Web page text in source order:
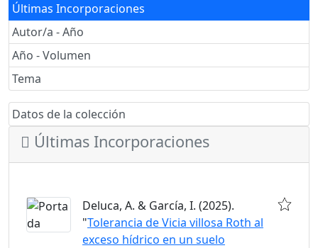
Últimas Incorporaciones
Autor/a - Año
Año - Volumen
Tema
Datos de la colección
Últimas Incorporaciones
Deluca, A. & García, I. (2025).
"Tolerancia de Vicia villosa Roth al
exceso hídrico en un suelo